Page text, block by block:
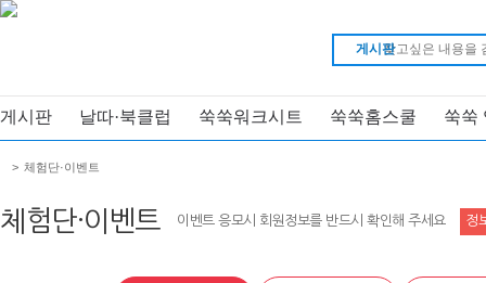
게시판
게시판 날따·북클럽 쑥쑥워크시트 쑥쑥홈스쿨 쑥쑥
체험단·이벤트 이벤트 응모시 회원정보를 반드시 확인해 주세요 정
> 체험단·이벤트